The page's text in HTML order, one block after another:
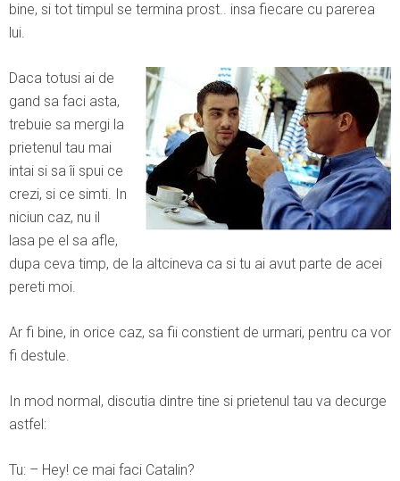
bine, si tot timpul se termina prost.. insa fiecare cu parerea
lui.
Daca totusi ai de
gand sa faci asta,
trebuie sa mergi la
prietenul tau mai
intai si sa îi spui ce
crezi, si ce simti. In
niciun caz, nu il
lasa pe el sa afle,
dupa ceva timp, de la altcineva ca si tu ai avut parte de acei
pereti moi.
Ar fi bine, in orice caz, sa fii constient de urmari, pentru ca vor
fi destule.
In mod normal, discutia dintre tine si prietenul tau va decurge
astfel:
Tu: – Hey! ce mai faci Catalin?